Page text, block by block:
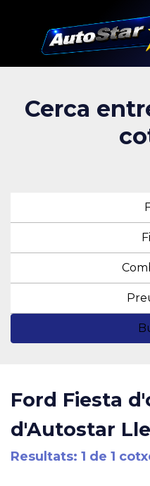
Cerca
Ford Fiesta
d'Autostar
Resultats: 1 de 1